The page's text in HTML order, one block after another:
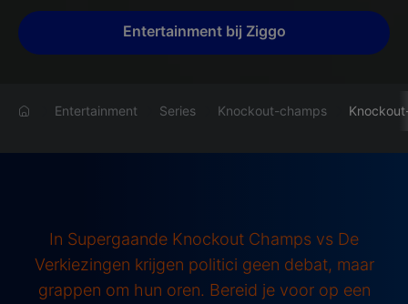
Entertainment bij Ziggo
Entertainment Series Knockout-champs
In Supergaande Knockout Champs vs De
Verkiezingen krijgen politici geen debat, maar
grappen om hun oren. Bereid je voor op een